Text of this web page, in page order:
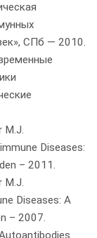
СПб — 2010.
M.J.
Diseases:
– 2011.
M.J.
Diseases: A
– 2007.